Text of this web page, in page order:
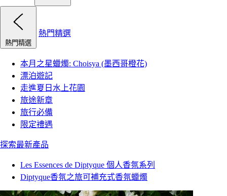
熱門精選
熱門精選
本月之星蠟燭: Choisya (墨西哥橙花)
漂泊遊記
走進夏日水上花園
旅途新章
旅行必備
限定禮遇
探索最新產品
Les Essences de Diptyque 個人香氛系列
Diptyque香氛之旅可補充式香氛蠟燭